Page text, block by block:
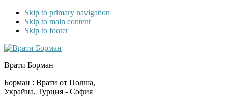
Skip to primary navigation
Skip to main content
Skip to footer
Врати Борман
Борман : Врати от Полша,
Украйна, Турция - София